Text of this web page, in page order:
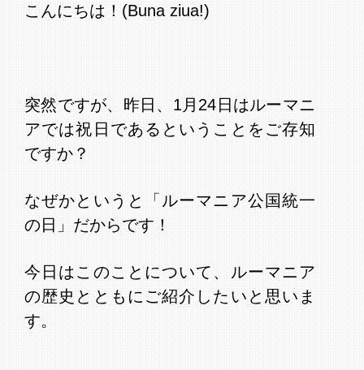
こんにちは！(Buna ziua!)
突然ですが、昨日、1月24日はルーマニ
アでは祝日であるということをご存知
ですか？
なぜかというと「ルーマニア公国統一
の日」だからです！
今日はこのことについて、ルーマニア
の歴史とともにご紹介したいと思いま
す。